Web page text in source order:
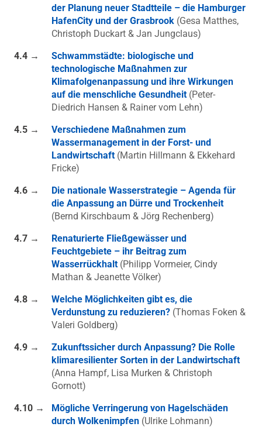
der Planung neuer Stadtteile – die Hamburger
HafenCity und der Grasbrook (Gesa Matthes,
Christoph Duckart & Jan Jungclaus)
4.4 →
Schwammstädte: biologische und
technologische Maßnahmen zur
Klimafolgenanpassung und ihre Wirkungen
auf die menschliche Gesundheit (Peter-
Diedrich Hansen & Rainer vom Lehn)
4.5 →
Verschiedene Maßnahmen zum
Wassermanagement in der Forst- und
Landwirtschaft (Martin Hillmann & Ekkehard
Fricke)
4.6 →
Die nationale Wasserstrategie – Agenda für
die Anpassung an Dürre und Trockenheit
(Bernd Kirschbaum & Jörg Rechenberg)
4.7 →
Renaturierte Fließgewässer und
Feuchtgebiete – ihr Beitrag zum
Wasserrückhalt (Philipp Vormeier, Cindy
Mathan & Jeanette Völker)
4.8 →
Welche Möglichkeiten gibt es, die
Verdunstung zu reduzieren? (Thomas Foken &
Valeri Goldberg)
4.9 →
Zukunftssicher durch Anpassung? Die Rolle
klimaresilienter Sorten in der Landwirtschaft
(Anna Hampf, Lisa Murken & Christoph
Gornott)
4.10 →
Mögliche Verringerung von Hagelschäden
durch Wolkenimpfen (Ulrike Lohmann)